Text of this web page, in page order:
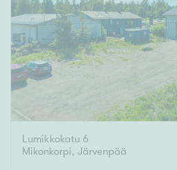
Lumikkokatu 6
Mikonkorpi, Järvenpää